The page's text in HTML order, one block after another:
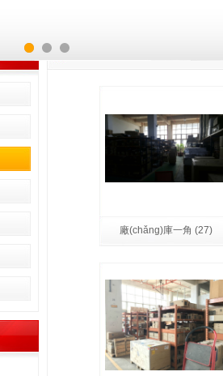
廠(chǎng)庫一角 (27)